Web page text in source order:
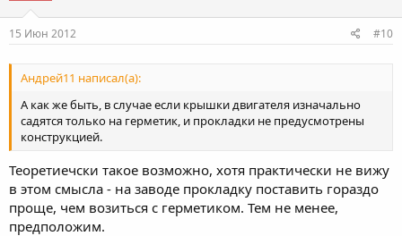
15 Июн 2012 #10
Андрей11 написал(а):
А как же быть, в случае если крышки двигателя изначально
садятся только на герметик, и прокладки не предусмотрены
конструкцией.
Теоретиечски такое возможно, хотя практически не вижу
в этом смысла - на заводе прокладку поставить гораздо
проще, чем возиться с герметиком. Тем не менее,
предположим.